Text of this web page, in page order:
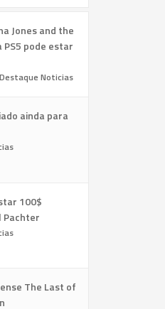
Jones and the
pode estar
Noticias
ainda para
100$
Pachter
The Last of